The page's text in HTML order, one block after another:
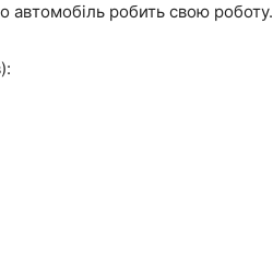
автомобіль робить свою роботу.